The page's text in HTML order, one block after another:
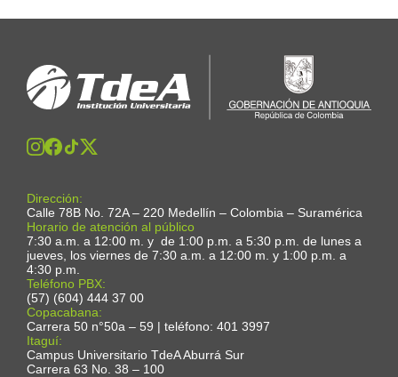
Dirección:
Calle 78B No. 72A – 220 Medellín – Colombia – Suramérica
Horario de atención al público
7:30 a.m. a 12:00 m. y de 1:00 p.m. a 5:30 p.m. de lunes a
jueves, los viernes de 7:30 a.m. a 12:00 m. y 1:00 p.m. a
4:30 p.m.
Teléfono PBX:
(57) (604) 444 37 00
Copacabana:
Carrera 50 n°50a – 59 | teléfono: 401 3997
Itaguí:
Campus Universitario TdeA Aburrá Sur
Carrera 63 No. 38 – 100